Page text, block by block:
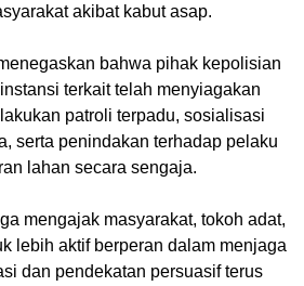
akibat kabut asap.
bahwa pihak kepolisian
terkait telah menyiagakan
patroli terpadu, sosialisasi
serta penindakan terhadap pelaku
lahan secara sengaja.
mengajak masyarakat, tokoh adat,
lebih aktif berperan dalam menjaga
dan pendekatan persuasif terus